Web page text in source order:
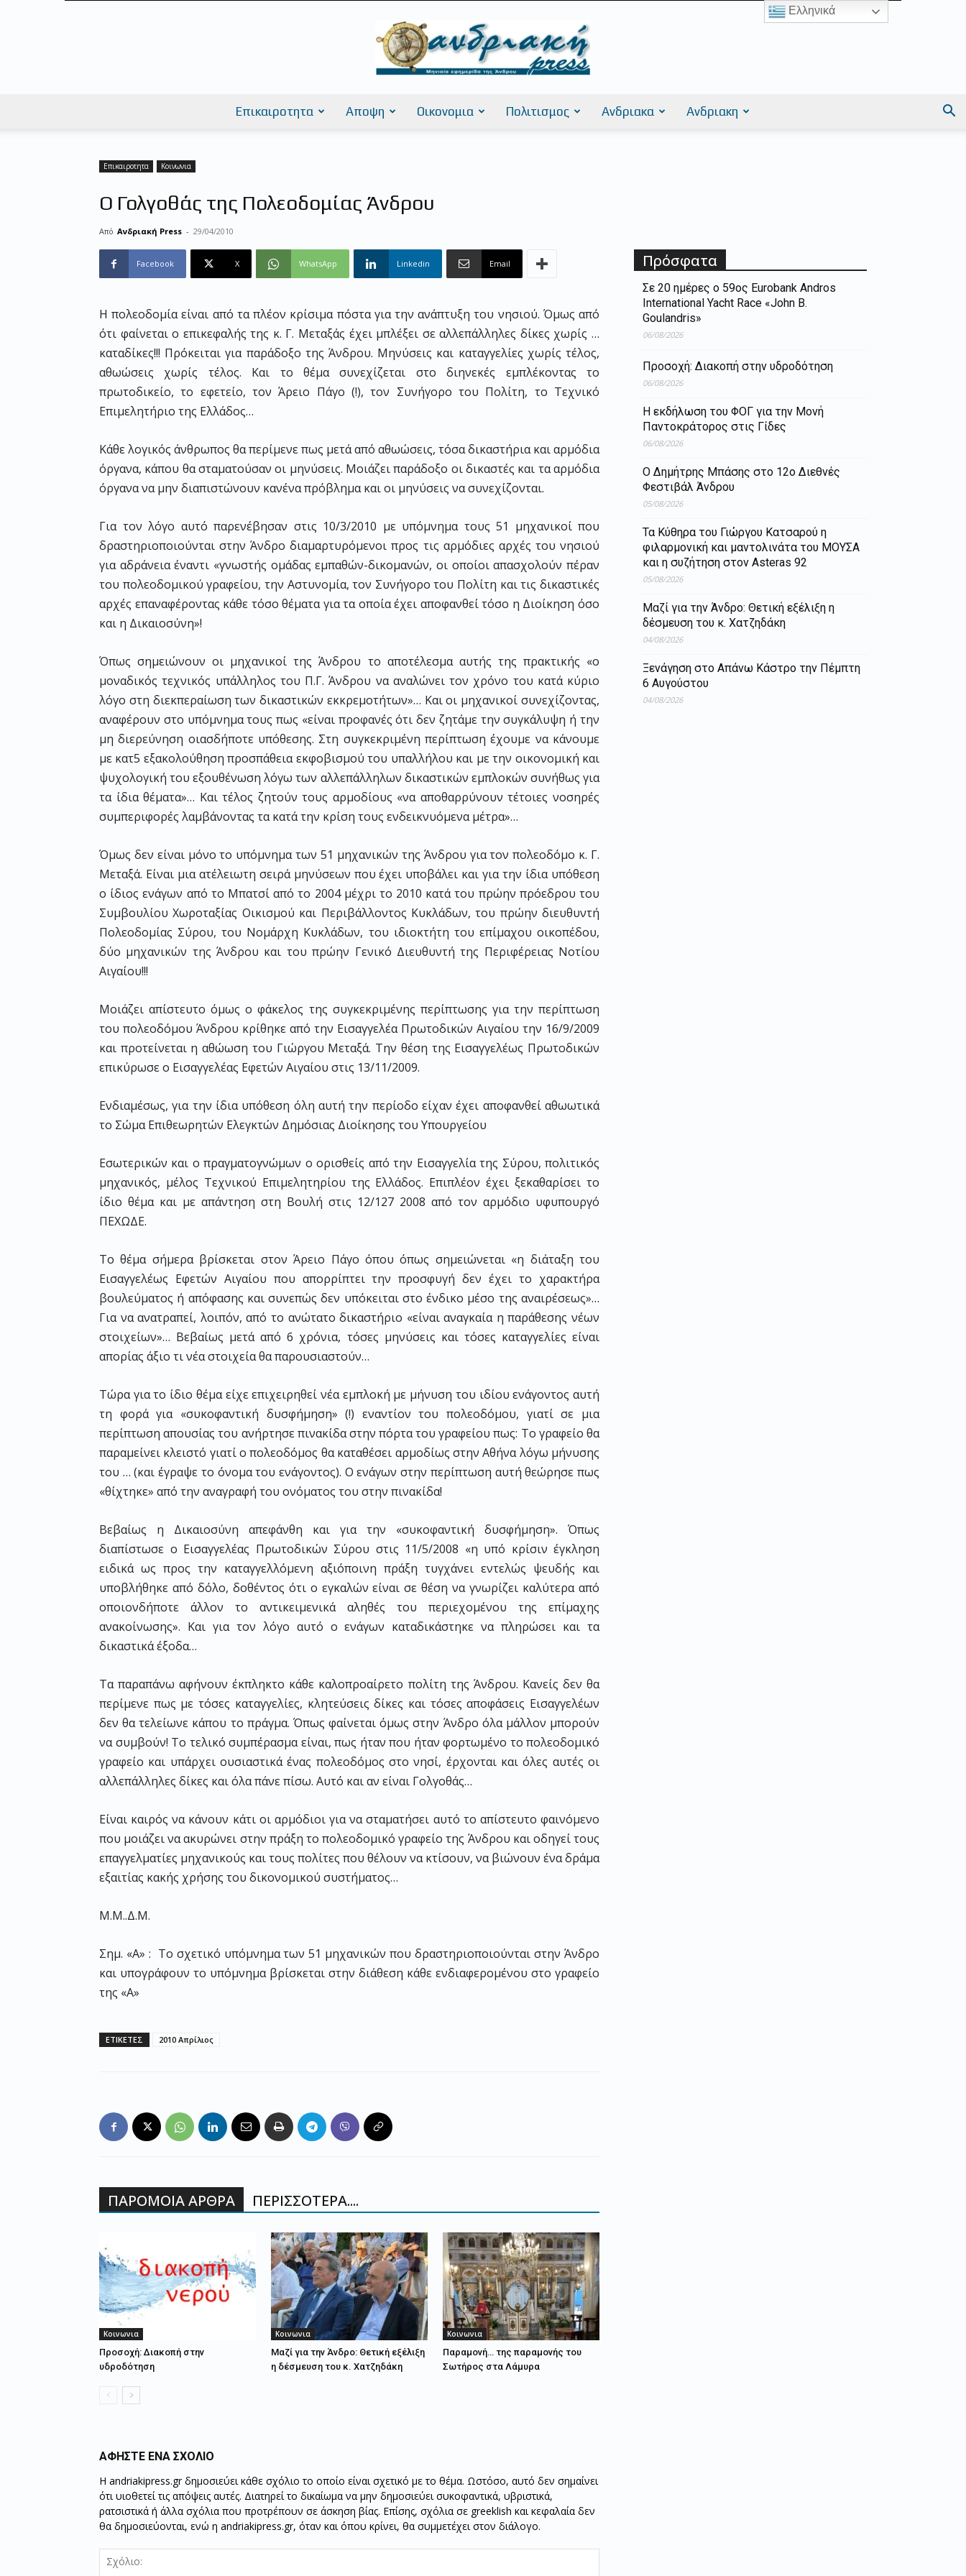
Επικαιροτητα Αποψη Οικονομια Πολιτισμος Ανδριακα Ανδριακη
Επικαιροτητα Κοινωνια
Ο Γολγοθάς της Πολεοδομίας Άνδρου
Από Ανδριακή Press - 29/04/2010
Facebook X WhatsApp Linkedin Email
Η πολεοδομία είναι από τα πλέον κρίσιμα πόστα για την ανάπτυξη του νησιού. Όμως από
ότι φαίνεται ο επικεφαλής της κ. Γ. Μεταξάς έχει μπλέξει σε αλλεπάλληλες δίκες χωρίς …
καταδίκες!!! Πρόκειται για παράδοξο της Άνδρου. Μηνύσεις και καταγγελίες χωρίς τέλος,
αθωώσεις χωρίς τέλος. Και το θέμα συνεχίζεται στο διηνεκές εμπλέκοντας το
πρωτοδικείο, το εφετείο, τον Άρειο Πάγο (!), τον Συνήγορο του Πολίτη, το Τεχνικό
Επιμελητήριο της Ελλάδος…
Κάθε λογικός άνθρωπος θα περίμενε πως μετά από αθωώσεις, τόσα δικαστήρια και αρμόδια
όργανα, κάπου θα σταματούσαν οι μηνύσεις. Μοιάζει παράδοξο οι δικαστές και τα αρμόδια
όργανα να μην διαπιστώνουν κανένα πρόβλημα και οι μηνύσεις να συνεχίζονται.
Για τον λόγο αυτό παρενέβησαν στις 10/3/2010 με υπόμνημα τους 51 μηχανικοί που
δραστηριοποιούνται στην Άνδρο διαμαρτυρόμενοι προς τις αρμόδιες αρχές του νησιού
για αδράνεια έναντι «γνωστής ομάδας εμπαθών-δικομανών, οι οποίοι απασχολούν πέραν
του πολεοδομικού γραφείου, την Αστυνομία, τον Συνήγορο του Πολίτη και τις δικαστικές
αρχές επαναφέροντας κάθε τόσο θέματα για τα οποία έχει αποφανθεί τόσο η Διοίκηση όσο
και η Δικαιοσύνη»!
Όπως σημειώνουν οι μηχανικοί της Άνδρου το αποτέλεσμα αυτής της πρακτικής «ο
μοναδικός τεχνικός υπάλληλος του Π.Γ. Άνδρου να αναλώνει τον χρόνο του κατά κύριο
λόγο στη διεκπεραίωση των δικαστικών εκκρεμοτήτων»… Και οι μηχανικοί συνεχίζοντας,
αναφέρουν στο υπόμνημα τους πως «είναι προφανές ότι δεν ζητάμε την συγκάλυψη ή την
μη διερεύνηση οιασδήποτε υπόθεσης. Στη συγκεκριμένη περίπτωση έχουμε να κάνουμε
με κατ5 εξακολούθηση προσπάθεια εκφοβισμού του υπαλλήλου και με την οικονομική και
ψυχολογική του εξουθένωση λόγω των αλλεπάλληλων δικαστικών εμπλοκών συνήθως για
τα ίδια θέματα»… Και τέλος ζητούν τους αρμοδίους «να αποθαρρύνουν τέτοιες νοσηρές
συμπεριφορές λαμβάνοντας τα κατά την κρίση τους ενδεικνυόμενα μέτρα»…
Όμως δεν είναι μόνο το υπόμνημα των 51 μηχανικών της Άνδρου για τον πολεοδόμο κ. Γ.
Μεταξά. Είναι μια ατέλειωτη σειρά μηνύσεων που έχει υποβάλει και για την ίδια υπόθεση
ο ίδιος ενάγων από το Μπατσί από το 2004 μέχρι το 2010 κατά του πρώην πρόεδρου του
Συμβουλίου Χωροταξίας Οικισμού και Περιβάλλοντος Κυκλάδων, του πρώην διευθυντή
Πολεοδομίας Σύρου, του Νομάρχη Κυκλάδων, του ιδιοκτήτη του επίμαχου οικοπέδου,
δύο μηχανικών της Άνδρου και του πρώην Γενικό Διευθυντή της Περιφέρειας Νοτίου
Αιγαίου!!!
Μοιάζει απίστευτο όμως ο φάκελος της συγκεκριμένης περίπτωσης για την περίπτωση
του πολεοδόμου Άνδρου κρίθηκε από την Εισαγγελέα Πρωτοδικών Αιγαίου την 16/9/2009
και προτείνεται η αθώωση του Γιώργου Μεταξά. Την θέση της Εισαγγελέως Πρωτοδικών
επικύρωσε ο Εισαγγελέας Εφετών Αιγαίου στις 13/11/2009.
Ενδιαμέσως, για την ίδια υπόθεση όλη αυτή την περίοδο είχαν έχει αποφανθεί αθωωτικά
το Σώμα Επιθεωρητών Ελεγκτών Δημόσιας Διοίκησης του Υπουργείου
Εσωτερικών και ο πραγματογνώμων ο ορισθείς από την Εισαγγελία της Σύρου, πολιτικός
μηχανικός, μέλος Τεχνικού Επιμελητηρίου της Ελλάδος. Επιπλέον έχει ξεκαθαρίσει το
ίδιο θέμα και με απάντηση στη Βουλή στις 12/127 2008 από τον αρμόδιο υφυπουργό
ΠΕΧΩΔΕ.
Το θέμα σήμερα βρίσκεται στον Άρειο Πάγο όπου όπως σημειώνεται «η διάταξη του
Εισαγγελέως Εφετών Αιγαίου που απορρίπτει την προσφυγή δεν έχει το χαρακτήρα
βουλεύματος ή απόφασης και συνεπώς δεν υπόκειται στο ένδικο μέσο της αναιρέσεως»…
Για να ανατραπεί, λοιπόν, από το ανώτατο δικαστήριο «είναι αναγκαία η παράθεσης νέων
στοιχείων»… Βεβαίως μετά από 6 χρόνια, τόσες μηνύσεις και τόσες καταγγελίες είναι
απορίας άξιο τι νέα στοιχεία θα παρουσιαστούν…
Τώρα για το ίδιο θέμα είχε επιχειρηθεί νέα εμπλοκή με μήνυση του ιδίου ενάγοντος αυτή
τη φορά για «συκοφαντική δυσφήμηση» (!) εναντίον του πολεοδόμου, γιατί σε μια
περίπτωση απουσίας του ανήρτησε πινακίδα στην πόρτα του γραφείου πως: Το γραφείο θα
παραμείνει κλειστό γιατί ο πολεοδόμος θα καταθέσει αρμοδίως στην Αθήνα λόγω μήνυσης
του … (και έγραψε το όνομα του ενάγοντος). Ο ενάγων στην περίπτωση αυτή θεώρησε πως
«θίχτηκε» από την αναγραφή του ονόματος του στην πινακίδα!
Βεβαίως η Δικαιοσύνη απεφάνθη και για την «συκοφαντική δυσφήμηση». Όπως
διαπίστωσε ο Εισαγγελέας Πρωτοδικών Σύρου στις 11/5/2008 «η υπό κρίσιν έγκληση
ειδικά ως προς την καταγγελλόμενη αξιόποινη πράξη τυγχάνει εντελώς ψευδής και
υποβλήθηκε από δόλο, δοθέντος ότι ο εγκαλών είναι σε θέση να γνωρίζει καλύτερα από
οποιονδήποτε άλλον το αντικειμενικά αληθές του περιεχομένου της επίμαχης
ανακοίνωσης». Και για τον λόγο αυτό ο ενάγων καταδικάστηκε να πληρώσει και τα
δικαστικά έξοδα…
Τα παραπάνω αφήνουν έκπληκτο κάθε καλοπροαίρετο πολίτη της Άνδρου. Κανείς δεν θα
περίμενε πως με τόσες καταγγελίες, κλητεύσεις δίκες και τόσες αποφάσεις Εισαγγελέων
δεν θα τελείωνε κάπου το πράγμα. Όπως φαίνεται όμως στην Άνδρο όλα μάλλον μπορούν
να συμβούν! Το τελικό συμπέρασμα είναι, πως ήταν που ήταν φορτωμένο το πολεοδομικό
γραφείο και υπάρχει ουσιαστικά ένας πολεοδόμος στο νησί, έρχονται και όλες αυτές οι
αλλεπάλληλες δίκες και όλα πάνε πίσω. Αυτό και αν είναι Γολγοθάς…
Είναι καιρός να κάνουν κάτι οι αρμόδιοι για να σταματήσει αυτό το απίστευτο φαινόμενο
που μοιάζει να ακυρώνει στην πράξη το πολεοδομικό γραφείο της Άνδρου και οδηγεί τους
επαγγελματίες μηχανικούς και τους πολίτες που θέλουν να κτίσουν, να βιώνουν ένα δράμα
εξαιτίας κακής χρήσης του δικονομικού συστήματος…
Μ.Μ..Δ.Μ.
Σημ. «Α» : Το σχετικό υπόμνημα των 51 μηχανικών που δραστηριοποιούνται στην Άνδρο
και υπογράφουν το υπόμνημα βρίσκεται στην διάθεση κάθε ενδιαφερομένου στο γραφείο
της «Α»
ΕΤΙΚΕΤΕΣ 2010 Απρίλιος
ΠΑΡΟΜΟΙΑ ΑΡΘΡΑ ΠΕΡΙΣΣΟΤΕΡΑ....
Κοινωνια
Προσοχή: Διακοπή στην
υδροδότηση
Κοινωνια
Μαζί για την Άνδρο: Θετική εξέλιξη
η δέσμευση του κ. Χατζηδάκη
Κοινωνια
Παραμονή… της παραμονής του
Σωτήρος στα Λάμυρα
ΑΦΗΣΤΕ ΕΝΑ ΣΧΟΛΙΟ
Η andriakipress.gr δημοσιεύει κάθε σχόλιο το οποίο είναι σχετικό με το θέμα. Ωστόσο, αυτό δεν σημαίνει
ότι υιοθετεί τις απόψεις αυτές. Διατηρεί το δικαίωμα να μην δημοσιεύει συκοφαντικά, υβριστικά,
ρατσιστικά ή άλλα σχόλια που προτρέπουν σε άσκηση βίας. Επίσης, σχόλια σε greeklish και κεφαλαία δεν
θα δημοσιεύονται, ενώ η andriakipress.gr, όταν και όπου κρίνει, θα συμμετέχει στον διάλογο.
Πρόσφατα
Σε 20 ημέρες ο 59ος Eurobank Andros
International Yacht Race «John B.
Goulandris»
06/08/2026
Προσοχή: Διακοπή στην υδροδότηση
06/08/2026
Η εκδήλωση του ΦΟΓ για την Μονή
Παντοκράτορος στις Γίδες
06/08/2026
Ο Δημήτρης Μπάσης στο 12ο Διεθνές
Φεστιβάλ Άνδρου
05/08/2026
Τα Κύθηρα του Γιώργου Κατσαρού η
φιλαρμονική και μαντολινάτα του ΜΟΥΣΑ
και η συζήτηση στον Asteras 92
05/08/2026
Μαζί για την Άνδρο: Θετική εξέλιξη η
δέσμευση του κ. Χατζηδάκη
04/08/2026
Ξενάγηση στο Απάνω Κάστρο την Πέμπτη
6 Αυγούστου
04/08/2026
Ελληνικά